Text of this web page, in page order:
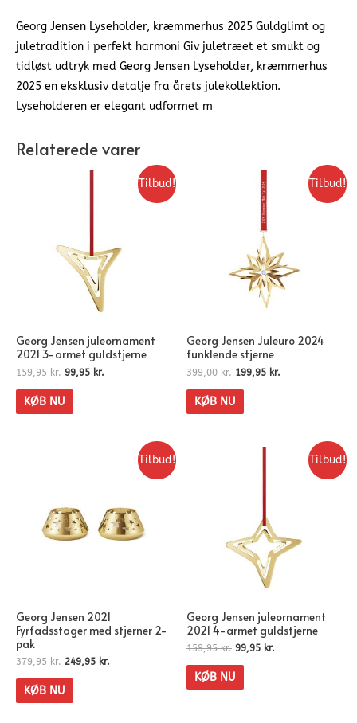
Georg Jensen Lyseholder, kræmmerhus 2025 Guldglimt og
juletradition i perfekt harmoni Giv juletræet et smukt og
tidløst udtryk med Georg Jensen Lyseholder, kræmmerhus
2025 en eksklusiv detalje fra årets julekollektion.
Lyseholderen er elegant udformet m
Relaterede varer
Tilbud!
Georg Jensen juleornament
2021 3-armet guldstjerne
159,95kr. 99,95 kr.
KØB NU
Tilbud!
Georg Jensen Juleuro 2024
funklende stjerne
399,00kr. 199,95 kr.
KØB NU
Tilbud!
Georg Jensen 2021
Fyrfadsstager med stjerner 2-
pak
379,95kr. 249,95 kr.
KØB NU
Tilbud!
Georg Jensen juleornament
2021 4-armet guldstjerne
159,95kr. 99,95 kr.
KØB NU